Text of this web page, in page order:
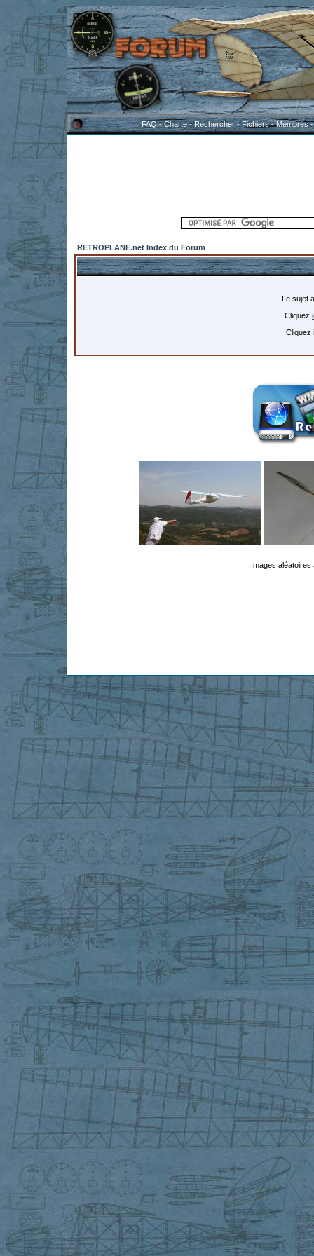
FAQ-Charte-Rechercher-Fichiers-Membres
RETROPLANE.net Index du Forum
Le sujet
Cliquez
Cliquez
Images aléatoires